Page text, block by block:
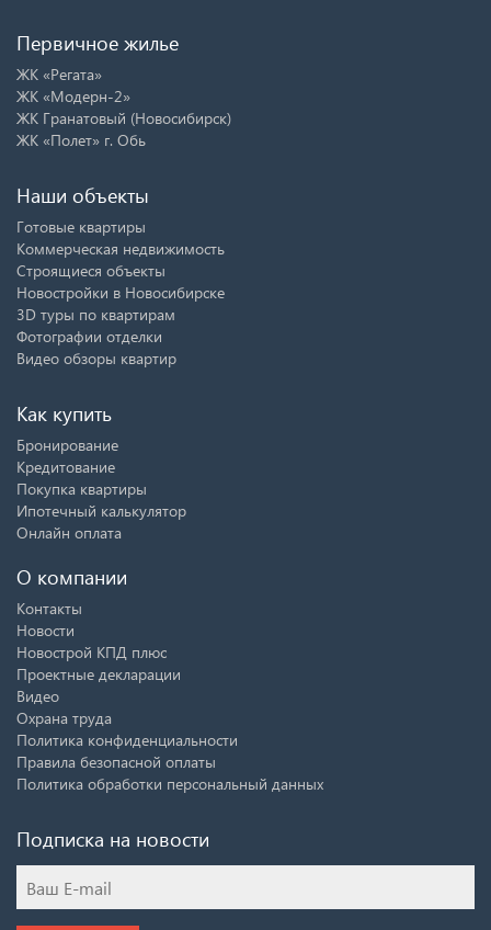
Первичное жилье
ЖК «Регата»
ЖК «Модерн-2»
ЖК Гранатовый (Новосибирск)
ЖК «Полет» г. Обь
Наши объекты
Готовые квартиры
Коммерческая недвижимость
Строящиеся объекты
Новостройки в Новосибирске
3D туры по квартирам
Фотографии отделки
Видео обзоры квартир
Как купить
Бронирование
Кредитование
Покупка квартиры
Ипотечный калькулятор
Онлайн оплата
О компании
Контакты
Новости
Новострой КПД плюс
Проектные декларации
Видео
Охрана труда
Политика конфиденциальности
Правила безопасной оплаты
Политика обработки персональный данных
Подписка на новости